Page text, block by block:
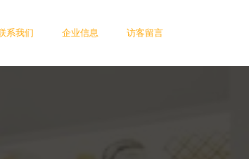
系我们 企业信息 访客留言